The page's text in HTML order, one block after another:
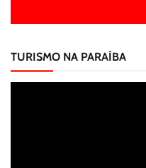
TURISMO NA PARAÍBA